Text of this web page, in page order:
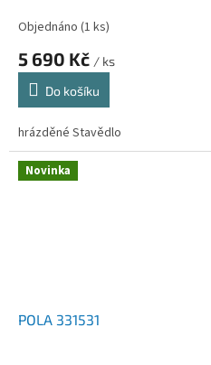
Objednáno (1 ks)
5 690 Kč / ks
Do košíku
hrázděné Stavědlo
Novinka
POLA 331531